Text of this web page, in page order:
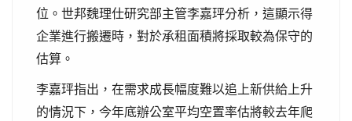
位。世邦魏理仕研究部主管李嘉玶分析，這顯示得
企業進行搬遷時，對於承租面積將採取較為保守的
估算。
李嘉玶指出，在需求成長幅度難以追上新供給上升
的情況下，今年底辦公室平均空置率估將較去年爬